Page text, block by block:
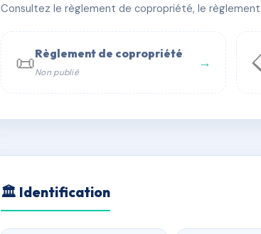
📍 9 r claude perrault 29200 Brest
📞 Contacter Syndic Digital 💬 WhatsApp
Consultez le règlement de copropriété, le
📜Règlement de copropriété
Non publié
→
🏛 Identification